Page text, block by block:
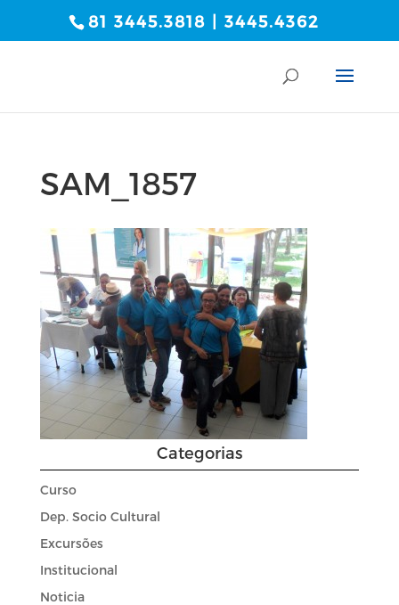
81 3445.3818 | 3445.4362
SAM_1857
Categorias
Curso
Dep. Socio Cultural
Excursões
Institucional
Noticia